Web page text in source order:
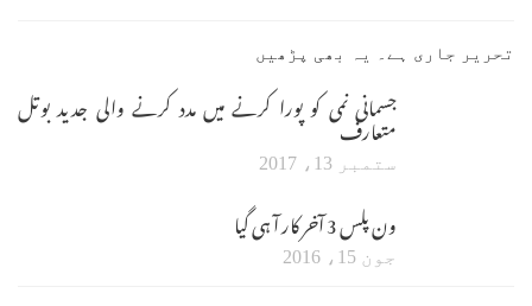
تحریر جاری ہے۔ یہ بھی پڑھیں
جسمانی نمی کو پورا کرنے میں مدد کرنے والی جدید بوتل
متعارف
ستمبر 13، 2017
ون پلس 3 آخر کار آ ہی گیا
جون 15، 2016